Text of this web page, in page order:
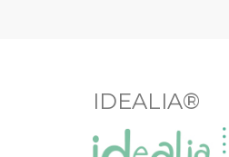
IDEALIA®